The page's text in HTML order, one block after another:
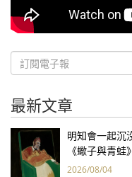
最新文章
明知會一起沉
《蠍子與青
2026/08/04